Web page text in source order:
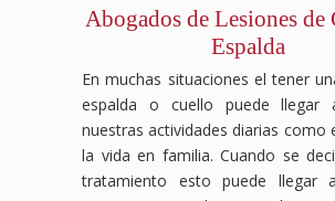
Abogados de Lesiones
Espalda
En muchas situaciones el tener
espalda o cuello puede llegar
nuestras actividades diarias como
la vida en familia. Cuando se
tratamiento esto puede llegar